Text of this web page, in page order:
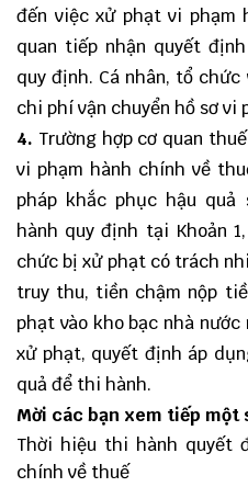
đến việc xử phạt vi phạm
quan tiếp nhận quyết
quy định. Cá nhân, tổ
chi phí vận chuyển hồ sơ vi
4. Trường hợp cơ quan
vi phạm hành chính về
pháp khắc phục hậu
hành quy định tại Khoản
chức bị xử phạt có trách
truy thu, tiền chậm nộp
phạt vào kho bạc nhà
xử phạt, quyết định áp
quả để thi hành.
Mời các bạn xem tiếp một
Thời hiệu thi hành quyết
chính về thuế